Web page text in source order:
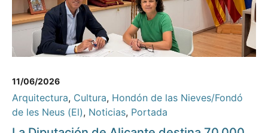
11/06/2026
Arquitectura, Cultura, Hondón de las Nieves/Fondó
de les Neus (El), Noticias, Portada